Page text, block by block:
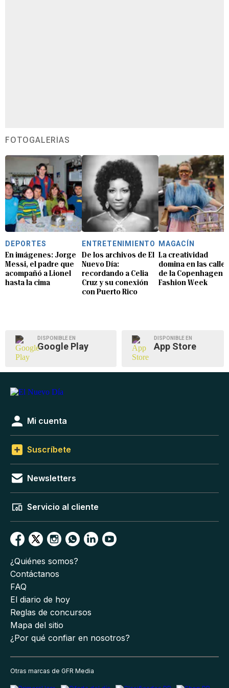
FOTOGALERÍAS
DEPORTES
En imágenes: Jorge
Messi, el padre que
acompañó a Lionel
hasta la cima
ENTRETENIMIENTO
De los archivos de El
Nuevo Día:
recordando a Celia
Cruz y su conexión
con Puerto Rico
MAGACÍN
La creatividad
domina en las calles
de la Copenhagen
Fashion Week
DISPONIBLE EN
Google Play
DISPONIBLE EN
App Store
Mi cuenta
Suscríbete
Newsletters
Servicio al cliente
¿Quiénes somos?
Contáctanos
FAQ
El diario de hoy
Reglas de concursos
Mapa del sitio
¿Por qué confiar en nosotros?
Otras marcas de GFR Media